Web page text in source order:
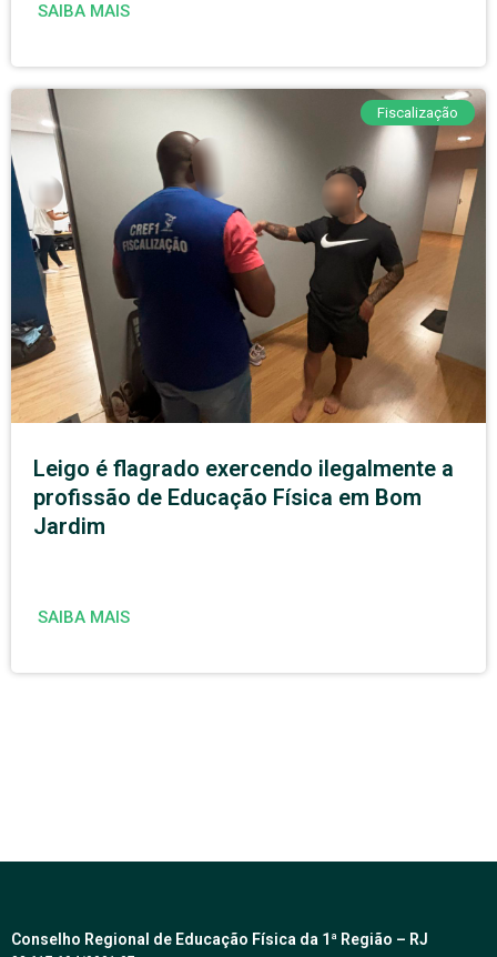
SAIBA MAIS
Fiscalização
Leigo é flagrado exercendo ilegalmente a
profissão de Educação Física em Bom
Jardim
SAIBA MAIS
Conselho Regional de Educação Física da 1ª Região – RJ